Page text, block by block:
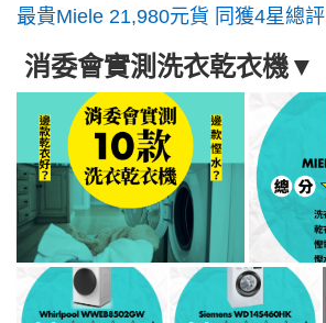
最貴Miele 21,980元貨 同獲4星總評
消委會實測洗衣乾衣機▼